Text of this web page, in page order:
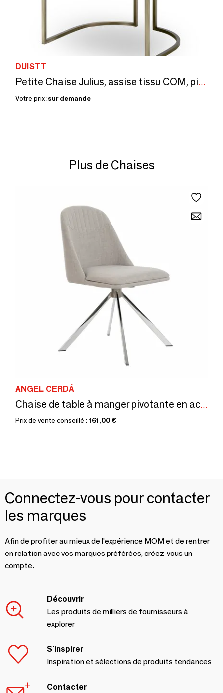
DUISTT
Petite Chaise Julius, assise tissu COM, pied Laiton en Bronze Clair
Votre prix :sur demande
Plus de Chaises
ANGEL CERDÁ
Chaise de table à manger pivotante en acier
Prix de vente conseillé : 161,00 €
Connectez-vous pour contacter
les marques
Afin de profiter au mieux de l'expérience MOM et de rentrer
en relation avec vos marques préférées, créez-vous un
compte.
Découvrir
Les produits de milliers de fournisseurs à
explorer
S'inspirer
Inspiration et sélections de produits tendances
Contacter